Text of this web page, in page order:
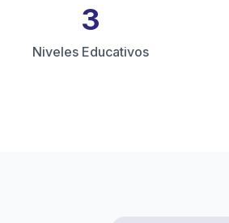
3
Niveles Educativos